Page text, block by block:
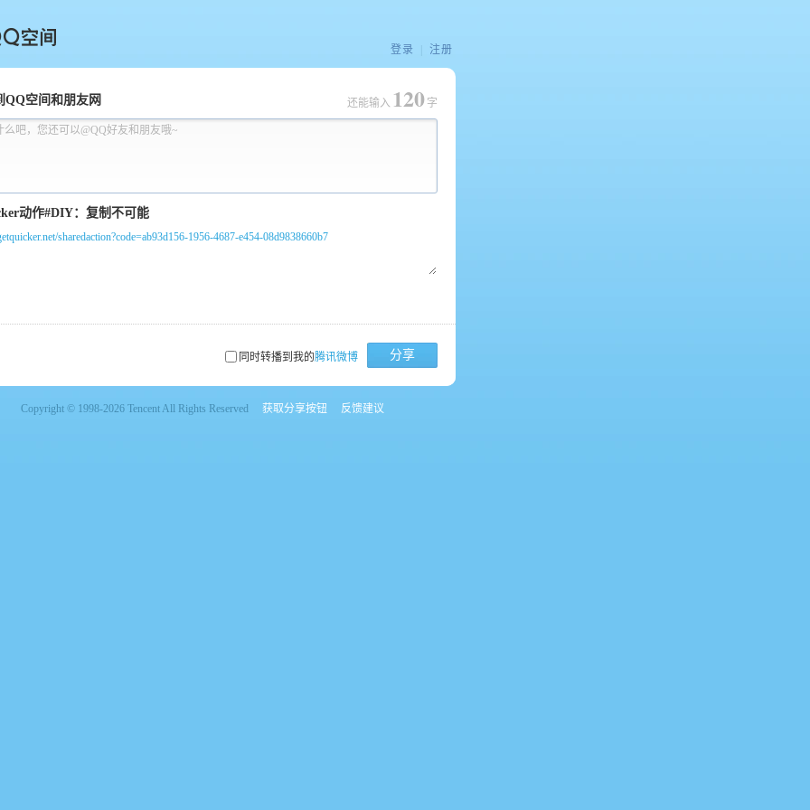
间
登录 注册
QQ空间和朋友网
么吧，您还可以@QQ好友和朋友哦~
还能输入 120 字
sharedaction?code=ab93d156-1956-4687-e454-08d9838660b7
同时转播到我的腾讯微博 分享
Copyright © 1998-2026 Tencent All Rights Reserved 获取分享按钮 反馈建议